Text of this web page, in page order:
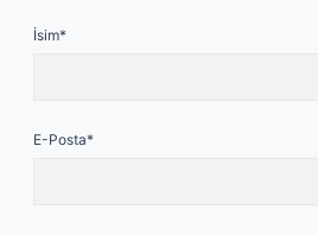
İsim*
E-Posta*